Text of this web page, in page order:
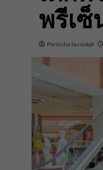
พรีเซ็
Parnicha Sasookjit